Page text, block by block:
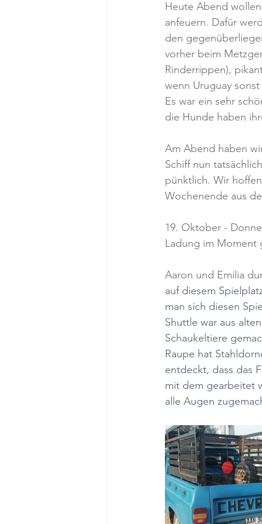
Heute Abend
anfeuern. Dafür
den
vorher beim
Rinderrippen),
wenn Uruguay
Es war ein sehr
die Hunde haben
Am Abend haben
Schiff nun
pünktlich. Wir
Wochenende aus
19. Oktober -
Ladung im Moment
Aaron und Emilia
auf diesem
man sich diesen
Shuttle war aus
Schaukeltiere
Raupe hat
entdeckt, dass das
mit dem gearbeitet
alle Augen